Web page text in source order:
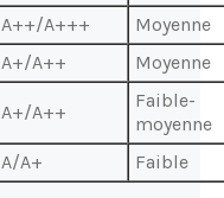
A++/A+++
Moyenne
A+/A++ Moyenne
A+/A++
Faible-
moyenne
A/A+ Faible